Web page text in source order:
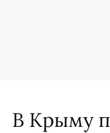
В Крыму